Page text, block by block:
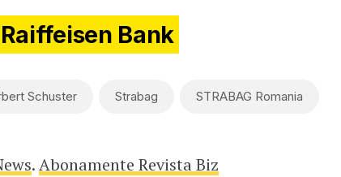
Bank
Schuster Strabag STRABAG Romania
.Abonamente Revista Biz